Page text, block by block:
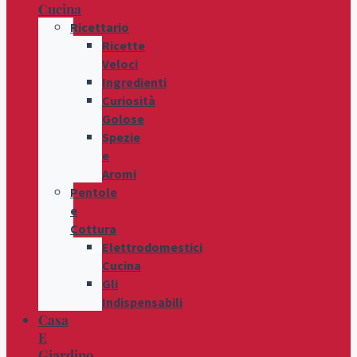
Cucina
Ricettario
Ricette
Veloci
Ingredienti
Curiosità
Golose
Spezie
e
Aromi
Pentole
e
Cottura
Elettrodomestici
Cucina
Gli
Indispensabili
Casa
E